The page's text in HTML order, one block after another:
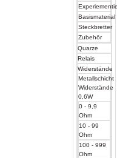
Basismaterial
Steckbretter
Zubehör
Quarze
Relais
Widerstände
Metallschicht
Widerstände
0,6W
0 - 9,9
Ohm
10 - 99
Ohm
100 - 999
Ohm